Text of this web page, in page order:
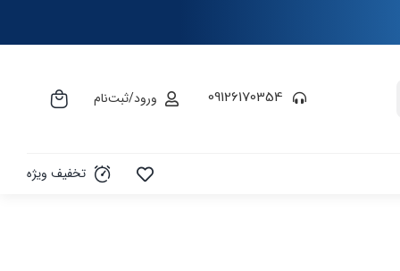
09126170354 ورود/ثبت‌نام
تخفیف ویژه